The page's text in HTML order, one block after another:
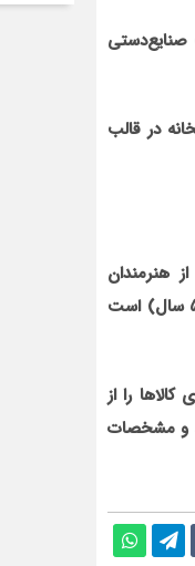
در ۱۸ گروه رشته‌های مختلف صنایع‌دستی
در قالب
هنرمندان
صنایع‌دستی در سراسر کشور اعلام کرد و افزود: طبق قانون، بیمه تأمین‌اجتماعی دارای محدودیت سنی (تا ۵۰ سال) است
را از
و مشخصات